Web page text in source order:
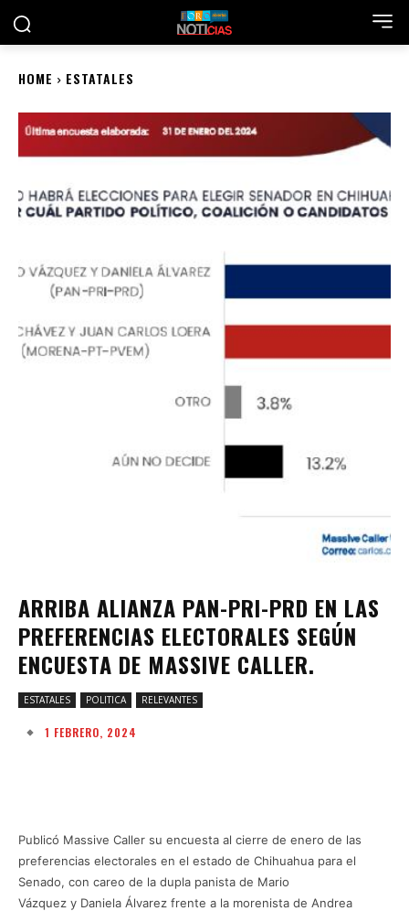
HOME ESTATALES
ARRIBA ALIANZA PAN-PRI-PRD EN LAS
PREFERENCIAS ELECTORALES SEGÚN
ENCUESTA DE MASSIVE CALLER.
ESTATALES POLITICA RELEVANTES
1 FEBRERO, 2024
Publicó Massive Caller su encuesta al cierre de enero de las
preferencias electorales en el estado de Chihuahua para el
Senado, con careo de la dupla panista de Mario
Vázquez y Daniela Álvarez frente a la morenista de Andrea